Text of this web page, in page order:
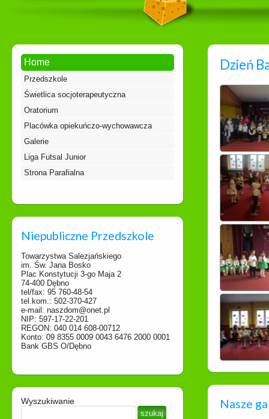
Home
Przedszkole
Świetlica socjoterapeutyczna
Oratorium
Placówka opiekuńczo-wychowawcza
Galerie
Liga Futsal Junior
Strona Parafialna
Niepubliczne Przedszkole
Towarzystwa Salezjańskiego
im. Św. Jana Bosko
Plac Konstytucji 3-go Maja 2
74-400 Dębno
tel/fax: 95 760-48-54
tel.kom.: 502-370-427
e-mail: naszdom@onet.pl
NIP: 597-17-22-201
REGON: 040 014 608-00712
Konto: 09 8355 0009 0043 6476 2000 0001
Bank GBS O/Dębno
Wyszukiwanie
Dzień
Nasze